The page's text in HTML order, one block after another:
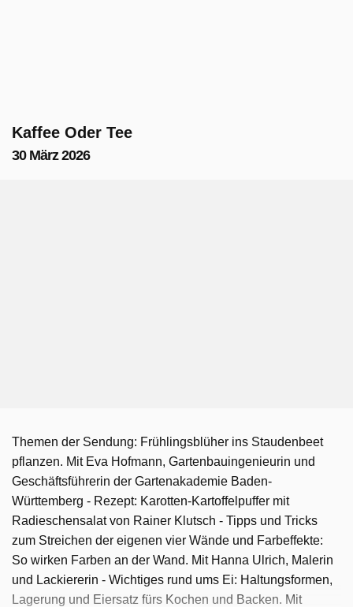
Kaffee Oder Tee
30 März 2026
Themen der Sendung: Frühlingsblüher ins Staudenbeet
pflanzen. Mit Eva Hofmann, Gartenbauingenieurin und
Geschäftsführerin der Gartenakademie Baden-
Württemberg - Rezept: Karotten-Kartoffelpuffer mit
Radieschensalat von Rainer Klutsch - Tipps und Tricks
zum Streichen der eigenen vier Wände und Farbeffekte:
So wirken Farben an der Wand. Mit Hanna Ulrich, Malerin
und Lackiererin - Wichtiges rund ums Ei: Haltungsformen,
Lagerung und Eiersatz fürs Kochen und Backen. Mit